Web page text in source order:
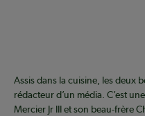
Assis dans la cuisine, les deux
rédacteur d’un média. C’est
Mercier Jr III et son beau-frère